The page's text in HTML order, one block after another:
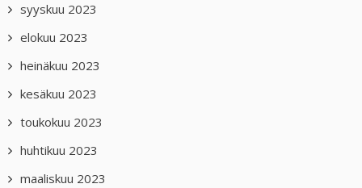
syyskuu 2023
elokuu 2023
heinäkuu 2023
kesäkuu 2023
toukokuu 2023
huhtikuu 2023
maaliskuu 2023